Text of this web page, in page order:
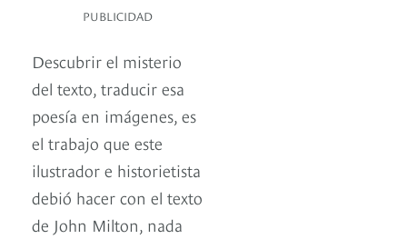
PUBLICIDAD
Descubrir el misterio
del texto, traducir esa
poesía en imágenes, es
el trabajo que este
ilustrador e historietista
debió hacer con el texto
de John Milton, nada